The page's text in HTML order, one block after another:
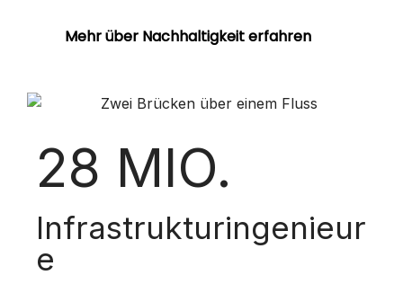
Mehr über Nachhaltigkeit erfahren
V
I
D
28 MIO.
Infrastrukturingenieur
e